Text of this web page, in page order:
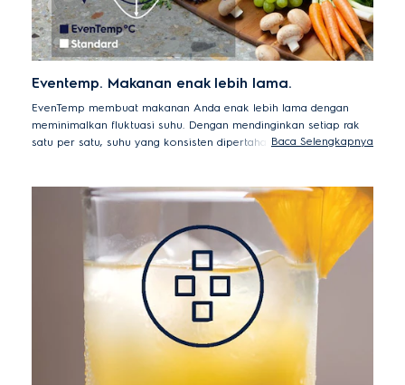
Eventemp. Makanan enak lebih lama.
EvenTemp membuat makanan Anda enak lebih lama dengan
meminimalkan fluktuasi suhu. Dengan mendinginkan setiap rak
satu per satu, suhu yang konsisten dipertahankan di seluruh
Baca Selengkapnya